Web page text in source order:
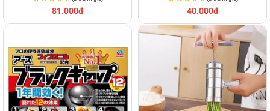
81.000đ 40.000đ